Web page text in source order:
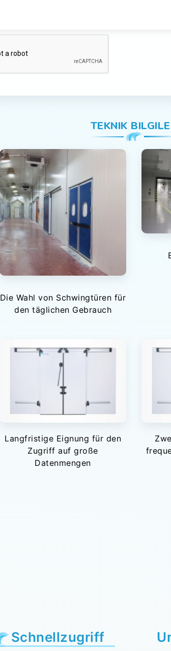
TEKNIK
Die Wahl von Schwingtüren für
den täglichen Gebrauch
Langfristige Eignung für den
Zugriff auf große
Datenmengen
Schnellzugriff